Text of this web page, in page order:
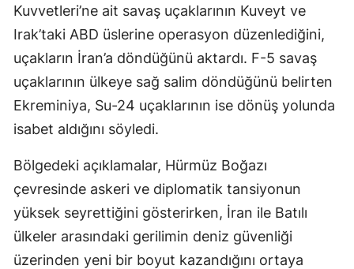
Kuvvetleri’ne ait savaş uçaklarının Kuveyt ve
Irak’taki ABD üslerine operasyon düzenlediğini,
uçakların İran’a döndüğünü aktardı. F-5 savaş
uçaklarının ülkeye sağ salim döndüğünü belirten
Ekreminiya, Su-24 uçaklarının ise dönüş yolunda
isabet aldığını söyledi.
Bölgedeki açıklamalar, Hürmüz Boğazı
çevresinde askeri ve diplomatik tansiyonun
yüksek seyrettiğini gösterirken, İran ile Batılı
ülkeler arasındaki gerilimin deniz güvenliği
üzerinden yeni bir boyut kazandığını ortaya